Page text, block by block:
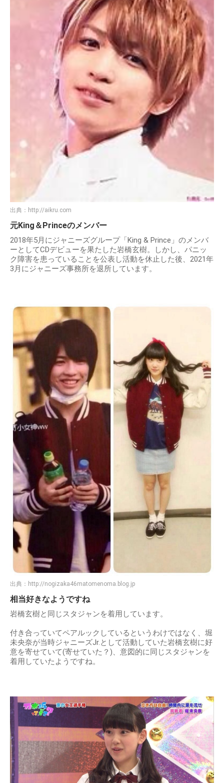
出典： http://aikru.com
元King＆Princeのメンバー
2018年5月にジャニーズグループ「King & Prince」のメンバ
ーとしてCDデビューを果たした岩橋玄樹。しかし、パニッ
ク障害を患っていることを公表し活動を休止した後、2021年
3月にジャニーズ事務所を退所しています。
出典： http://nogizaka46matomenoma.blog.jp
相当好きなようですね
岩橋玄樹と同じスタジャンを着用しています。
付き合っていてペアルックしているというわけではなく、堀
未央奈が当時ジャニーズJr.として活動していた岩橋玄樹に好
意を寄せていて(寄せていた？)、意図的に同じスタジャンを
着用していたようですね。